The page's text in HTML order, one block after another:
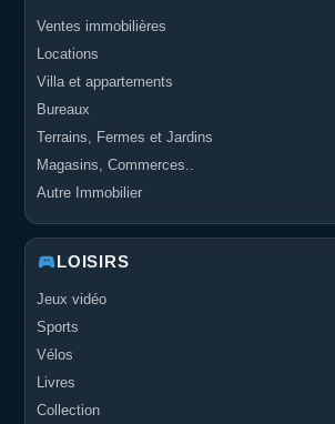
Ventes immobilières
Locations
Villa et appartements
Bureaux
Terrains, Fermes et Jardins
Magasins, Commerces..
Autre Immobilier
LOISIRS
Jeux vidéo
Sports
Vélos
Livres
Collection